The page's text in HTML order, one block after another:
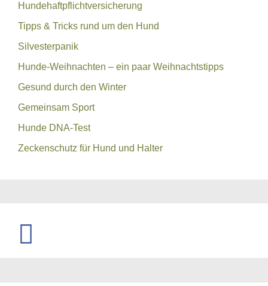
Hundehaftpflichtversicherung
Tipps & Tricks rund um den Hund
Silvesterpanik
Hunde-Weihnachten – ein paar Weihnachtstipps
Gesund durch den Winter
Gemeinsam Sport
Hunde DNA-Test
Zeckenschutz für Hund und Halter